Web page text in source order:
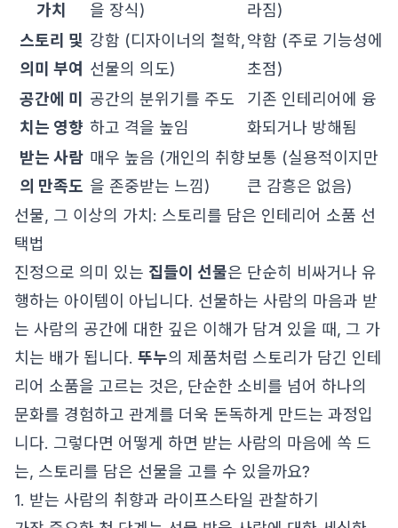
가치
을 장식)
라짐)
스토리 및
의미 부여
강함 (디자이너의 철학,
선물의 의도)
약함 (주로 기능성에
초점)
공간에 미
치는 영향
공간의 분위기를 주도
하고 격을 높임
기존 인테리어에 융
화되거나 방해됨
받는 사람
의 만족도
매우 높음 (개인의 취향
을 존중받는 느낌)
보통 (실용적이지만
큰 감흥은 없음)
선물, 그 이상의 가치: 스토리를 담은 인테리어 소품 선
택법
진정으로 의미 있는 집들이 선물은 단순히 비싸거나 유
행하는 아이템이 아닙니다. 선물하는 사람의 마음과 받
는 사람의 공간에 대한 깊은 이해가 담겨 있을 때, 그 가
치는 배가 됩니다. 뚜누의 제품처럼 스토리가 담긴 인테
리어 소품을 고르는 것은, 단순한 소비를 넘어 하나의
문화를 경험하고 관계를 더욱 돈독하게 만드는 과정입
니다. 그렇다면 어떻게 하면 받는 사람의 마음에 쏙 드
는, 스토리를 담은 선물을 고를 수 있을까요?
1. 받는 사람의 취향과 라이프스타일 관찰하기